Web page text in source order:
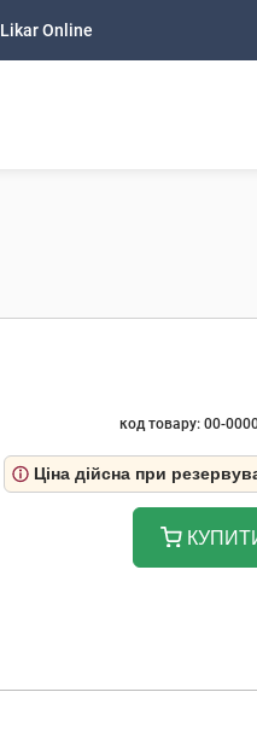
Likar Online
код товару: 00-
Ціна дійсна при